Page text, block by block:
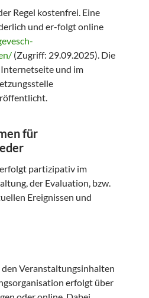
Regel kostenfrei. Eine
und er-folgt online
(Zugriff: 29.09.2025). Die
und im
für
partizipativ im
der Evaluation, bzw.
Ereignissen und
den Veranstaltungsinhalten
erfolgt über